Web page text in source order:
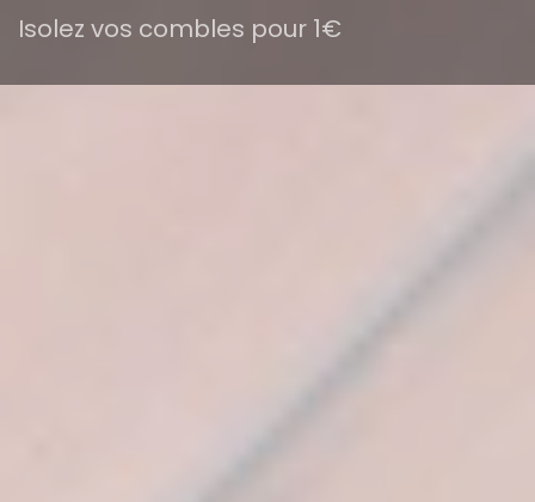
Isolez vos combles pour 1€